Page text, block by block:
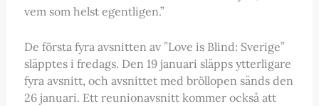
vem som helst egentligen.”
De första fyra avsnitten av ”Love is Blind: Sverige”
släpptes i fredags. Den 19 januari släpps ytterligare
fyra avsnitt, och avsnittet med bröllopen sänds den
26 januari. Ett reunionavsnitt kommer också att